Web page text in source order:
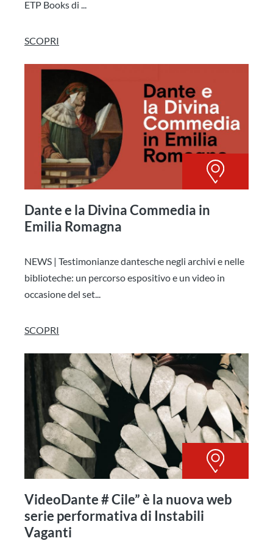
ETP Books di ...
SCOPRI
Dante e la Divina Commedia in
Emilia Romagna
NEWS | Testimonianze dantesche negli archivi e nelle
biblioteche: un percorso espositivo e un video in
occasione del set...
SCOPRI
VideoDante # Cile” è la nuova web
serie performativa di Instabili
Vaganti